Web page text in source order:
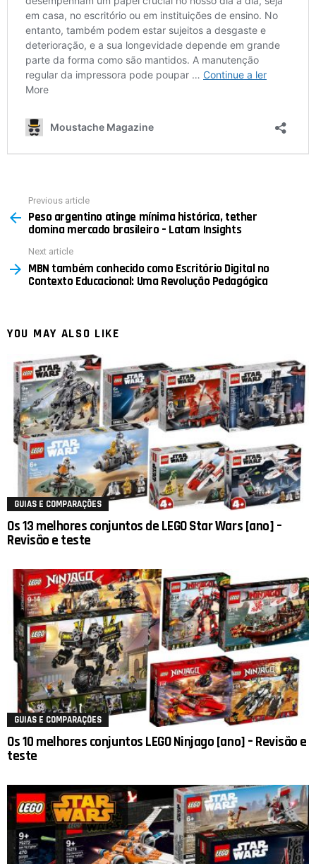
more
Previous article
Peso argentino atinge mínima histórica, tether
domina mercado brasileiro – Latam Insights
Next article
MBN também conhecido como Escritório Digital no
Contexto Educacional: Uma Revolução Pedagógica
YOU MAY ALSO LIKE
GUIAS E COMPARAÇÕES
Os 13 melhores conjuntos de LEGO Star Wars [ano] –
Revisão e teste
GUIAS E COMPARAÇÕES
Os 10 melhores conjuntos LEGO Ninjago [ano] – Revisão e
teste